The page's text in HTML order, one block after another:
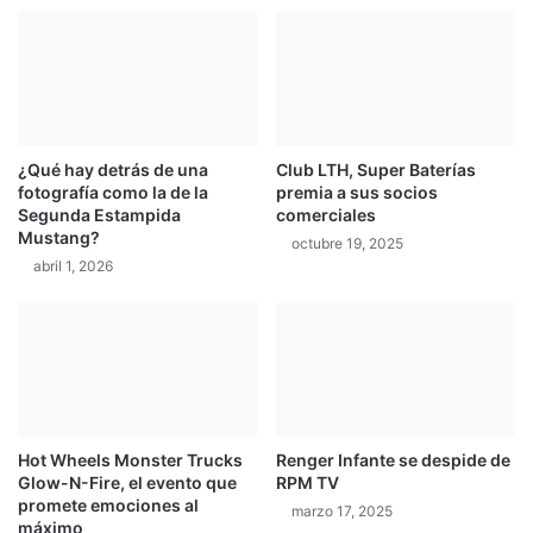
p
e
r
m
e
l
¿Qué hay detrás de una
fotografía como la de la
Segunda Estampida
Mustang?
abril 1, 2026
Club LTH, Super Baterías
premia a sus socios
comerciales
octubre 19, 2025
Hot Wheels Monster Trucks
Glow-N-Fire, el evento que
promete emociones al
máximo
Renger Infante se despide de
RPM TV
marzo 17, 2025